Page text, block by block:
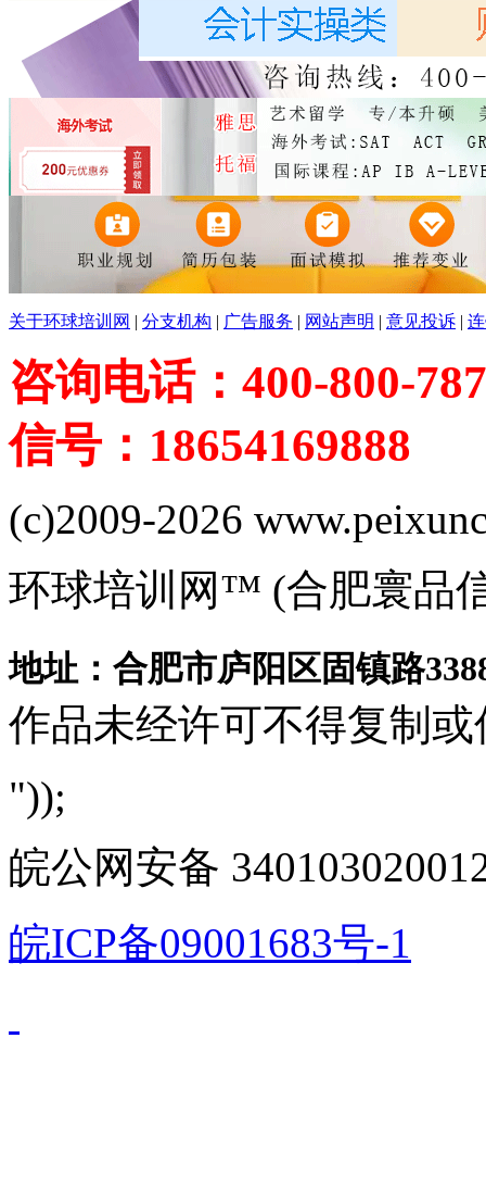
关于环球培训网 | 分支机构 | 广告服务 | 网站声明 | 意见投诉 |
咨询电话：400-800-
信号：18654169888
(c)2009-2026
环球培训网™ (合肥寰品
地址：合肥市庐阳区固镇路
作品未经许可不得复制或
"));
皖公网安备
皖ICP备09001683号-1